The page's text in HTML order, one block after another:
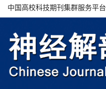
中国高校科技期刊集群服务平台